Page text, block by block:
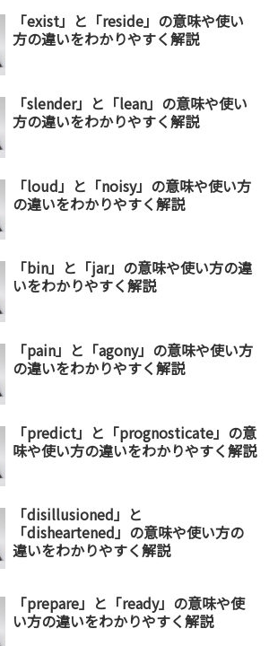
「exist」と「reside」の意味や使い
方の違いをわかりやすく解説
「slender」と「lean」の意味や使い
方の違いをわかりやすく解説
「loud」と「noisy」の意味や使い方
の違いをわかりやすく解説
「bin」と「jar」の意味や使い方の違
いをわかりやすく解説
「pain」と「agony」の意味や使い方
の違いをわかりやすく解説
「predict」と「prognosticate」の意
味や使い方の違いをわかりやすく解説
「disillusioned」と
「disheartened」の意味や使い方の
違いをわかりやすく解説
「prepare」と「ready」の意味や使
い方の違いをわかりやすく解説